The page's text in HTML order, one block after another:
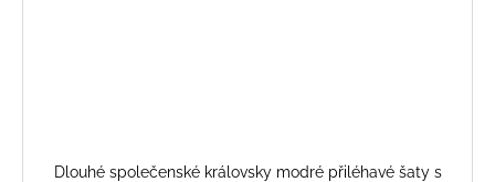
Dlouhé společenské královsky modré přiléhavé šaty s